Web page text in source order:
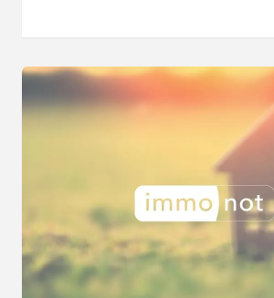
une belle fonctionnalité. Un atoût
équipée, 3 chambres, une salle d'eau et
aménageable), actuellement loué
comprises 600 Eur/mois. Système de
pompe à chaleur réversible air/air.